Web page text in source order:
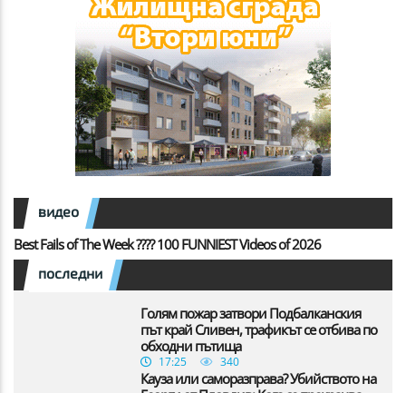
видео
Best Fails of The Week ???? 100 FUNNIEST Videos of 2026
последни
Голям пожар затвори Подбалканския
път край Сливен, трафикът се отбива по
обходни пътища
17:25 340
Кауза или саморазправа? Убийството на